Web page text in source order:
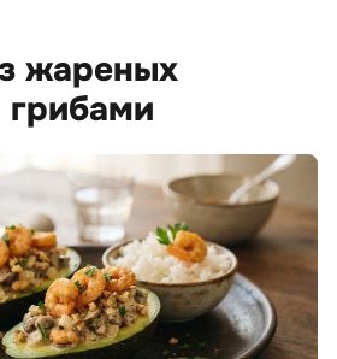
жареных
грибами